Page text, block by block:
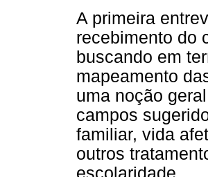
A primeira
recebimento do
buscando em
mapeamento
uma noção
campos
familiar, vida
outros
escolaridade.